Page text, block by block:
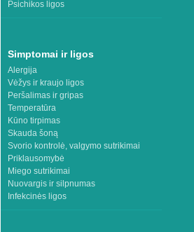
Psichikos ligos
Simptomai ir ligos
Alergija
Vėžys ir kraujo ligos
Peršalimas ir gripas
Temperatūra
Kūno tirpimas
Skauda šoną
Svorio kontrolė, valgymo sutrikimai
Priklausomybė
Miego sutrikimai
Nuovargis ir silpnumas
Infekcinės ligos